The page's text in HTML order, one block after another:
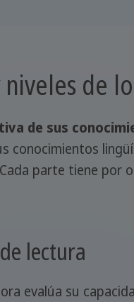
de
de sus
conocimientos
parte tiene por
lectura
evalúa su